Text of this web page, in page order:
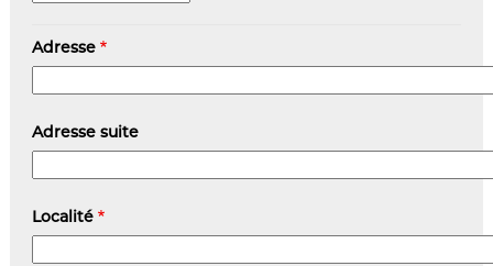
Adresse
Adresse suite
Localité